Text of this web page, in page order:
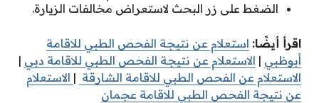
الضغط على زر البحث لاستعراض مخالفات الزيارة.
اقرأ أيضًا: استعلام عن نتيجة الفحص الطبي للاقامة
أبوظبي | الاستعلام عن نتيجة الفحص الطبي للاقامة دبي |
الاستعلام عن الفحص الطبي للاقامة الشارقة | الاستعلام
عن نتيجة الفحص الطبي للاقامة عجمان